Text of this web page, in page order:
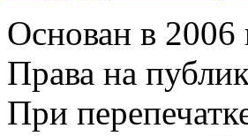
Основан в 2006
Права на
При